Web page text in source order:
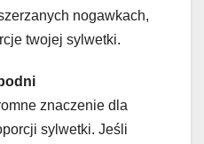
nogawkach,
twojej sylwetki.
znaczenie dla
sylwetki. Jeśli